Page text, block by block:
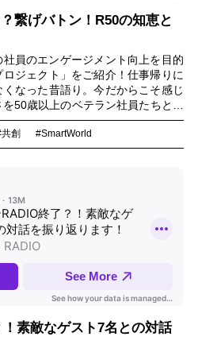
繋げバトン！R50の知恵と
員のエンゲージメント向上を目的
ジェクト」をご紹介！仕事帰りに
なった昔語り。今だからこそ感じ
50歳以上のベテラン社員たちと語
創 #SmartWorld
素敵なゲスト7名との対話